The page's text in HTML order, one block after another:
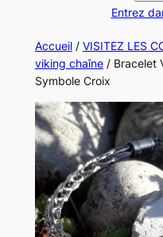
Entrez
Accueil/ VISITEZ LES
viking chaîne/ Bracelet
Symbole Croix